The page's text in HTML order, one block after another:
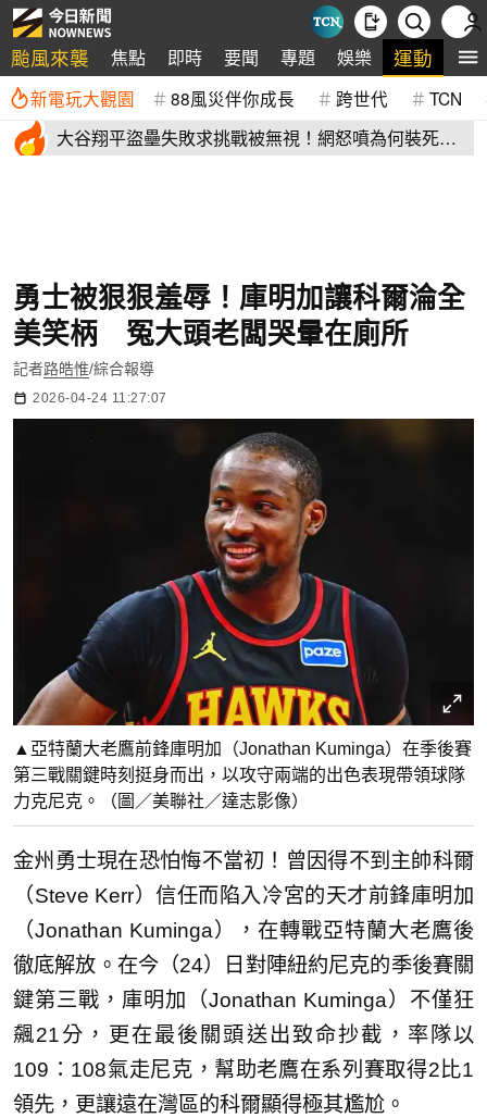
颱風來襲 焦點 即時 要聞 專題 娛樂 運動 全
新電玩大觀園 88風災伴你成長 跨世代 TCN
大谷翔平盜壘失敗求挑戰被無視！網怒噴為何裝死？
勇士被狠狠羞辱！庫明加讓科爾淪全
美笑柄 冤大頭老闆哭暈在廁所
記者路皓惟/綜合報導
2026-04-24 11:27:07
▲亞特蘭大老鷹前鋒庫明加（Jonathan Kuminga）在季後賽
第三戰關鍵時刻挺身而出，以攻守兩端的出色表現帶領球隊
力克尼克。（圖／美聯社／達志影像）
金州勇士現在恐怕悔不當初！曾因得不到主帥科爾
（Steve Kerr）信任而陷入冷宮的天才前鋒庫明加
（Jonathan Kuminga），在轉戰亞特蘭大老鷹後
徹底解放。在今（24）日對陣紐約尼克的季後賽關
鍵第三戰，庫明加（Jonathan Kuminga）不僅狂
飆21分，更在最後關頭送出致命抄截，率隊以
109：108氣走尼克，幫助老鷹在系列賽取得2比1
領先，更讓遠在灣區的科爾顯得極其尷尬。